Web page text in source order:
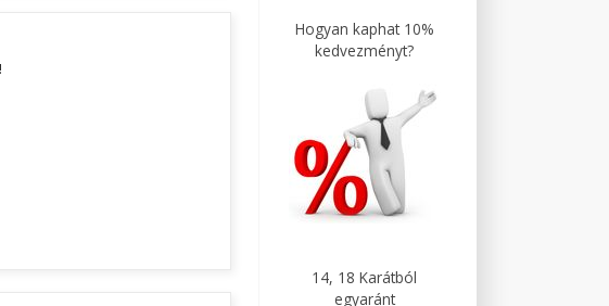
Hogyan kaphat 10%
kedvezményt?
14, 18 Karátból
egyaránt